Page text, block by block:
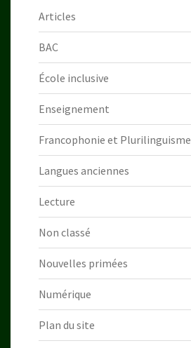
Articles
BAC
École inclusive
Enseignement
Francophonie et Plurilinguisme
Langues anciennes
Lecture
Non classé
Nouvelles primées
Numérique
Plan du site